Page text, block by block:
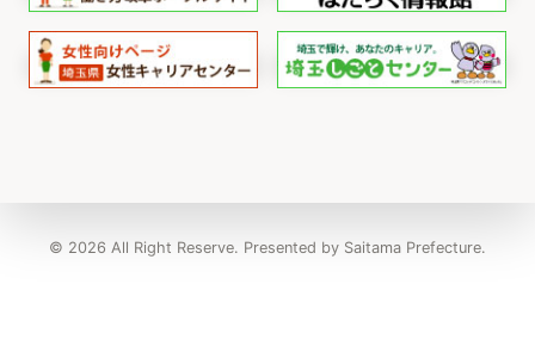
© 2026 All Right Reserve. Presented by Saitama Prefecture.